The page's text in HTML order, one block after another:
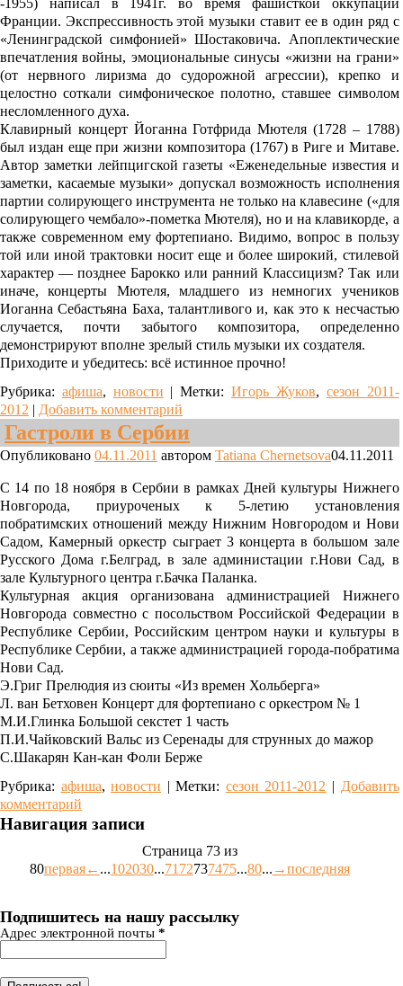
-1955) написал в 1941г. во время фашисткой оккупации
Франции. Экспрессивность этой музыки ставит ее в один ряд с
«Ленинградской симфонией» Шостаковича. Апоплектические
впечатления войны, эмоциональные синусы «жизни на грани»
(от нервного лиризма до судорожной агрессии), крепко и
целостно соткали симфоническое полотно, ставшее символом
несломленного духа.
Клавирный концерт Йоганна Готфрида Мютеля (1728 – 1788)
был издан еще при жизни композитора (1767) в Риге и Митаве.
Автор заметки лейпцигской газеты «Еженедельные известия и
заметки, касаемые музыки» допускал возможность исполнения
партии солирующего инструмента не только на клавесине («для
солирующего чембало»-пометка Мютеля), но и на клавикорде, а
также современном ему фортепиано. Видимо, вопрос в пользу
той или иной трактовки носит еще и более широкий, стилевой
характер — позднее Барокко или ранний Классицизм? Так или
иначе, концерты Мютеля, младшего из немногих учеников
Иоганна Себастьяна Баха, талантливого и, как это к несчастью
случается, почти забытого композитора, определенно
демонстрируют вполне зрелый стиль музыки их создателя.
Приходите и убедитесь: всё истинное прочно!
Рубрика: афиша, новости |Метки: Игорь Жуков, сезон 2011-
2012
Добавить комментарий
Гастроли в Сербии
Опубликовано 04.11.2011 автором Tatiana Chernetsova04.11.2011
С 14 по 18 ноября в Сербии в рамках Дней культуры Нижнего
Новгорода, приуроченых к 5-летию установления
побратимских отношений между Нижним Новгородом и Нови
Садом, Камерный оркестр сыграет 3 концерта в большом зале
Русского Дома г.Белград, в зале администации г.Нови Сад, в
зале Культурного центра г.Бачка Паланка.
Культурная акция организована администрацией Нижнего
Новгорода совместно с посольством Российской Федерации в
Республике Сербии, Российским центром науки и культуры в
Республике Сербии, а также администрацией города-побратима
Нови Сад.
Э.Григ Прелюдия из сюиты «Из времен Хольберга»
Л. ван Бетховен Концерт для фортепиано с оркестром № 1
М.И.Глинка Большой секстет 1 часть
П.И.Чайковский Вальс из Серенады для струнных до мажор
С.Шакарян Кан-кан Фоли Берже
Рубрика: афиша,новости |Метки: сезон 2011-2012
Добавить
комментарий
Навигация записи
Страница 73 из
80первая← ...102030...7172737475...80... →последняя
Подпишитесь на нашу рассылку
Адрес электронной почты *